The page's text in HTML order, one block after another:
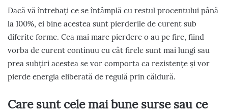
Dacă vă întrebați ce se întâmplă cu restul procentului până
la 100%, ei bine acestea sunt pierderile de curent sub
diferite forme. Cea mai mare pierdere o au pe fire, fiind
vorba de curent continuu cu cât firele sunt mai lungi sau
prea subțiri acestea se vor comporta ca rezistențe și vor
pierde energia eliberată de regulă prin căldură.
Care sunt cele mai bune surse sau ce